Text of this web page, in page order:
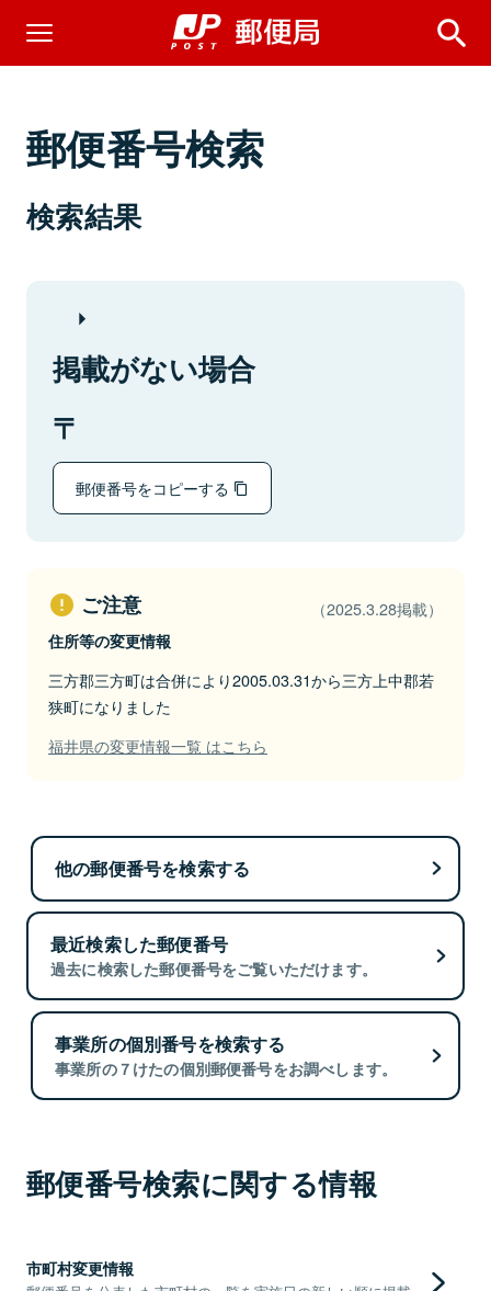
郵便番号検索
検索結果
掲載がない場合
郵便番号をコピーする
ご注意 （2025.3.28掲載）
住所等の変更情報
三方郡三方町は合併により2005.03.31から三方上中郡若
狭町になりました
福井県の変更情報一覧 はこちら
他の郵便番号を検索する
最近検索した郵便番号
過去に検索した郵便番号をご覧いただけます。
事業所の個別番号を検索する
事業所の７けたの個別郵便番号をお調べします。
郵便番号検索に関する情報
市町村変更情報